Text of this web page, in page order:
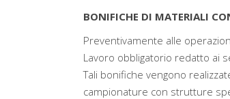
BONIFICHE DI MATERIALI
Preventivamente alle
Lavoro obbligatorio redatto ai
Tali bonifiche vengono
campionature con strutture